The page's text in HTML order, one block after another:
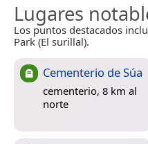
Lugares
Los puntos destacados
Park (El surillal).
Cementerio de Súa
cementerio, 8 km al
norte